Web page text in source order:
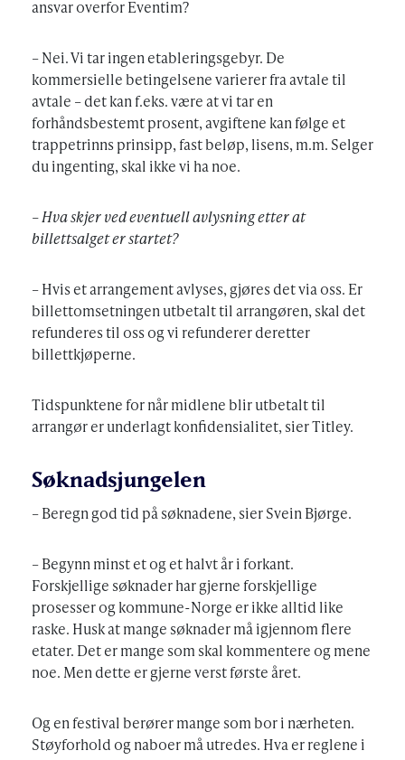
ansvar overfor Eventim?
– Nei. Vi tar ingen etableringsgebyr. De
kommersielle betingelsene varierer fra avtale til
avtale – det kan f.eks. være at vi tar en
forhåndsbestemt prosent, avgiftene kan følge et
trappetrinns prinsipp, fast beløp, lisens, m.m. Selger
du ingenting, skal ikke vi ha noe.
– Hva skjer ved eventuell avlysning etter at
billettsalget er startet?
– Hvis et arrangement avlyses, gjøres det via oss. Er
billettomsetningen utbetalt til arrangøren, skal det
refunderes til oss og vi refunderer deretter
billettkjøperne.
Tidspunktene for når midlene blir utbetalt til
arrangør er underlagt konfidensialitet, sier Titley.
Søknadsjungelen
– Beregn god tid på søknadene, sier Svein Bjørge.
– Begynn minst et og et halvt år i forkant.
Forskjellige søknader har gjerne forskjellige
prosesser og kommune-Norge er ikke alltid like
raske. Husk at mange søknader må igjennom flere
etater. Det er mange som skal kommentere og mene
noe. Men dette er gjerne verst første året.
Og en festival berører mange som bor i nærheten.
Støyforhold og naboer må utredes. Hva er reglene i